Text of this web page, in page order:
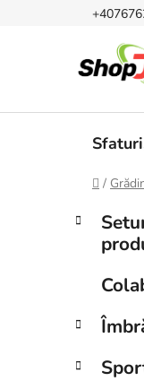
Acasă
/
B
a
peste
categorii
C
a
r
i